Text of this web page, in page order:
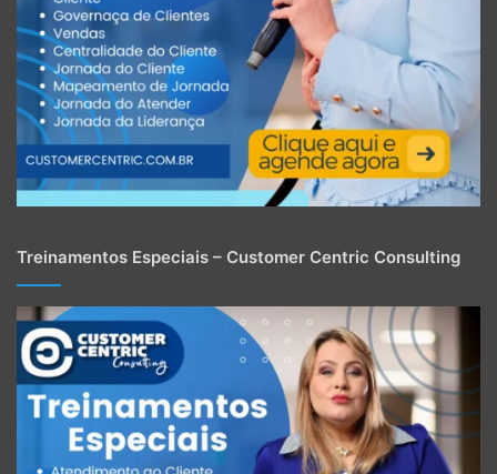
Treinamentos Especiais – Customer Centric Consulting